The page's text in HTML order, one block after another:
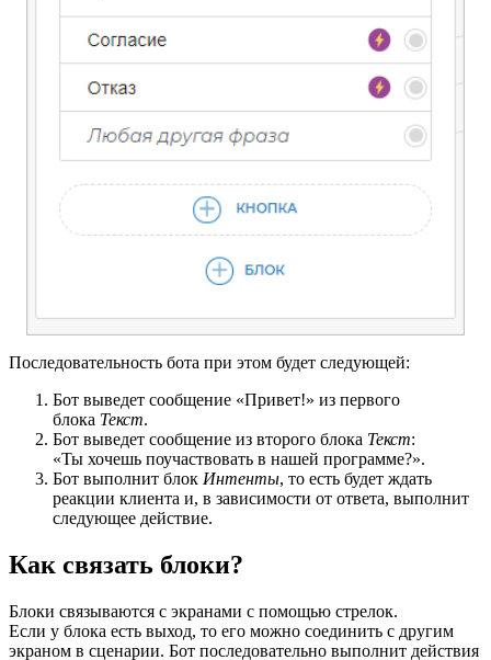
Последовательность бота при этом будет следующей:
Бот выведет сообщение «Привет!» из первого
блока Текст.
Бот выведет сообщение из второго блока Текст:
«Ты хочешь поучаствовать в нашей программе?».
Бот выполнит блок Интенты, то есть будет ждать
реакции клиента и, в зависимости от ответа, выполнит
следующее действие.
Как связать блоки?
Блоки связываются с экранами с помощью стрелок.
Если у блока есть выход, то его можно соединить с другим
экраном в сценарии. Бот последовательно выполнит действия